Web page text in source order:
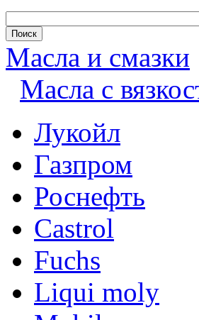
Масла и смазки
Масла с
Лукойл
Газпром
Роснефть
Castrol
Fuchs
Liqui moly